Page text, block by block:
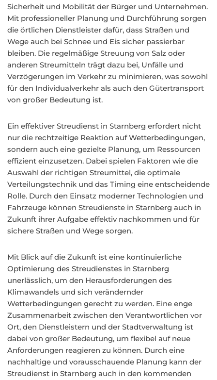
Sicherheit und Mobilität der Bürger und Unternehmen.
Mit professioneller Planung und Durchführung sorgen
die örtlichen Dienstleister dafür, dass Straßen und
Wege auch bei Schnee und Eis sicher passierbar
bleiben. Die regelmäßige Streuung von Salz oder
anderen Streumitteln trägt dazu bei, Unfälle und
Verzögerungen im Verkehr zu minimieren, was sowohl
für den Individualverkehr als auch den Gütertransport
von großer Bedeutung ist.
Ein effektiver Streudienst in Starnberg erfordert nicht
nur die rechtzeitige Reaktion auf Wetterbedingungen,
sondern auch eine gezielte Planung, um Ressourcen
effizient einzusetzen. Dabei spielen Faktoren wie die
Auswahl der richtigen Streumittel, die optimale
Verteilungstechnik und das Timing eine entscheidende
Rolle. Durch den Einsatz moderner Technologien und
Fahrzeuge können Streudienste in Starnberg auch in
Zukunft ihrer Aufgabe effektiv nachkommen und für
sichere Straßen und Wege sorgen.
Mit Blick auf die Zukunft ist eine kontinuierliche
Optimierung des Streudienstes in Starnberg
unerlässlich, um den Herausforderungen des
Klimawandels und sich verändernder
Wetterbedingungen gerecht zu werden. Eine enge
Zusammenarbeit zwischen den Verantwortlichen vor
Ort, den Dienstleistern und der Stadtverwaltung ist
dabei von großer Bedeutung, um flexibel auf neue
Anforderungen reagieren zu können. Durch eine
nachhaltige und vorausschauende Planung kann der
Streudienst in Starnberg auch in den kommenden